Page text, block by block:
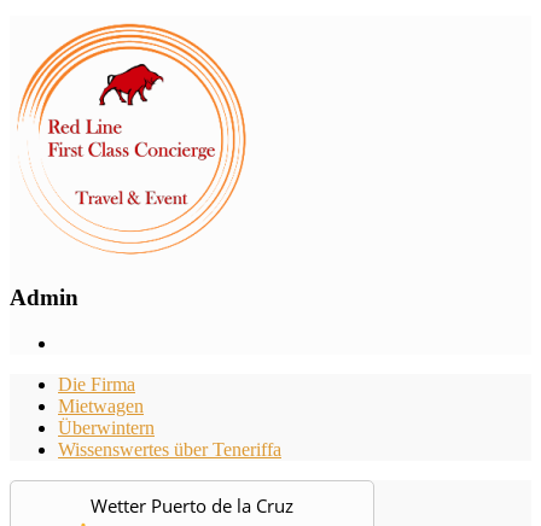
Admin
Die Firma
Mietwagen
Überwintern
Wissenswertes über Teneriffa
Wetter Puerto de la Cruz